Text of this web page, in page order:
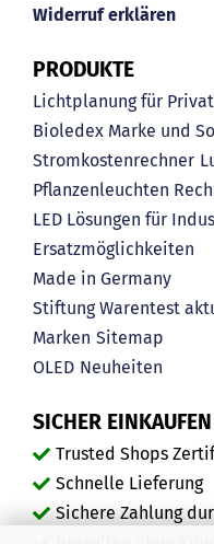
Widerruf erklären
PRODUKTE
Lichtplanung für
Bioledex Marke und
Stromkostenrechner
Pflanzenleuchten
LED Lösungen für
Ersatzmöglichkeiten
Made in Germany
Stiftung Warentest
Marken Sitemap
OLED Neuheiten
SICHER EINKAUFEN
Trusted Shops
Schnelle Lieferung
Sichere Zahlung